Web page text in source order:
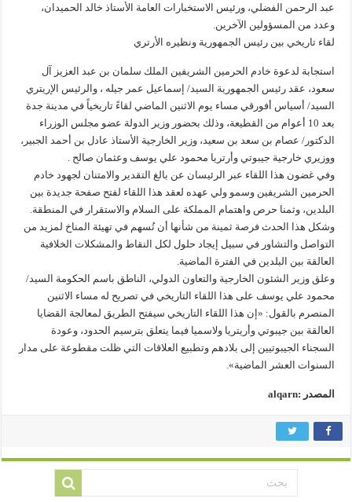
عبد الرحمن الفضلي، ورئيس الاستخبارات العامة الأستاذ خالد الحميدان،
وعدد من المسؤولين الآخرين.
لقاء تاريخي بين رئيس الجمهورية ونظيره الأرتري
استجابة لدعوة خادم الحرمين الشريفين الملك سلمان بن عبد العزيز آل
سعود، عقد رئيس الجمهورية السيد/ إسماعيل عمر جيله ، والرئيس الإريتري
السيد/ أسياس أفورقي مساء يوم الاثنين الماضي لقاءً تاريخياً في مدينة جدة
بعد 10 أعوام من القطيعة، وذلك بحضور وزير الدولة عضو مجلس الوزراء
الدكتور/ عصام بن سعد بن سعيد، وزير الخارجية الأستاذ عادل بن أحمد الجبير،
ووزيري خارجية جيبوتي وأرتريا محمود علي يوسف وعثمان صالح .
وفي غضون هذا اللقاء عبر الرئيسان عن بالغ التقدير والامتنان لجهود خادم
الحرمين الشريفين وسمو ولي عهده لعقد هذا اللقاء لفتح صفحة جديدة بين
البلدين، وثمنا حرص واهتمام المملكة على السلام والاستقرار في المنطقة.
وشكل هذا الحدث فرصة ثمينة من شأنها أن تُسهم في تهيئة المناخ لمزيد من
التواصل والتشاور في سبيل إيجاد حلول لكل النقاط والمشكلات الخلافية
العالقة بين البلدين في الفترة الماضية.
وعلق وزير الشئون الخارجية والتعاون الدولي، الناطق باسم الحكومة السيد/
محمود علي يوسف على هذا اللقاء التاريخي في تصريح له مساء الاثنين
المنصرم بالقول: «إن هذا اللقاء التاريخي سيفتح الطريق لمعالجة القضايا
العالقة بين جيبوتي وأريتريا ولاسميا فيما يتعلق بترسيم الحدود، وعودة
السجناء الجيبوتيين إلى بلادهم وتطبيع العلاقات التي ظلت مقطوعة على مدار
السنوات العشر الماضية».
المصدر :alqarn